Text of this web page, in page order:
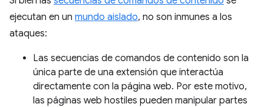
ejecutan en un mundo aislado, no son inmunes a los
ataques:
Las secuencias de comandos de contenido son la
única parte de una extensión que interactúa
directamente con la página web. Por este motivo,
las páginas web hostiles pueden manipular partes